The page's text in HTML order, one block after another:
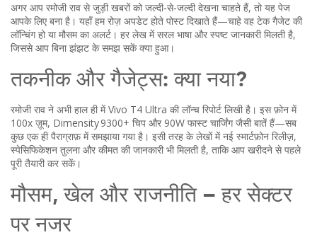
अगर आप रमोजी राव से जुड़ी खबरों को जल्दी‑से‑जल्दी देखना चाहते हैं, तो यह पेज
आपके लिए बना है। यहाँ हम रोज़ अपडेट होते पोस्ट दिखाते हैं—चाहे वह टेक गैजेट की
लॉन्चिंग हो या मौसम का अलर्ट। हर लेख में सरल भाषा और स्पष्ट जानकारी मिलती है,
जिससे आप बिना झंझट के समझ सकें क्या हुआ।
तकनीक और गैजेट्स: क्या नया?
रमोजी राव ने अभी हाल ही में Vivo T4 Ultra की लॉन्च रिपोर्ट लिखी है। इस फ़ोन में
100x ज़ूम, Dimensity 9300+ चिप और 90W फास्ट चार्जिंग जैसी बातें हैं—सब
कुछ एक ही पैराग्राफ़ में समझाया गया है। इसी तरह के लेखों में नई स्मार्टफ़ोन रिलीज़,
स्पेसिफिकेशन तुलना और कीमत की जानकारी भी मिलती है, ताकि आप खरीदने से पहले
पूरी तैयारी कर सकें।
मौसम, खेल और राजनीति – हर सेक्टर
पर नजर